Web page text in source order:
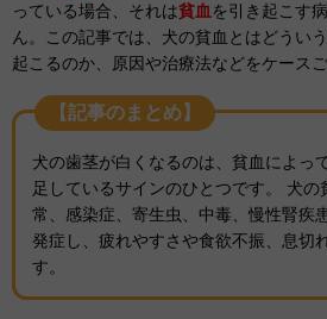
っている場合、それは貧血を引き起こす
ん。
この記事では、犬の貧血とはどうい
起こるのか、 原因や治療法などをケース
【記事のまとめ】
犬の歯茎が白くなるのは、貧血によっ
足しているサインのひとつです。 犬の
常、感染症、寄生虫、中毒、慢性腎疾
発症し、疲れやすさや食欲不振、息切
す。